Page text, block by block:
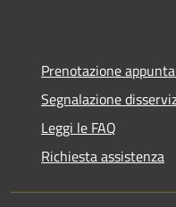
Prenotazione
Segnalazione
Leggi le FAQ
Richiesta assistenza